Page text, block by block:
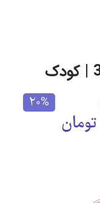
تومان
20%